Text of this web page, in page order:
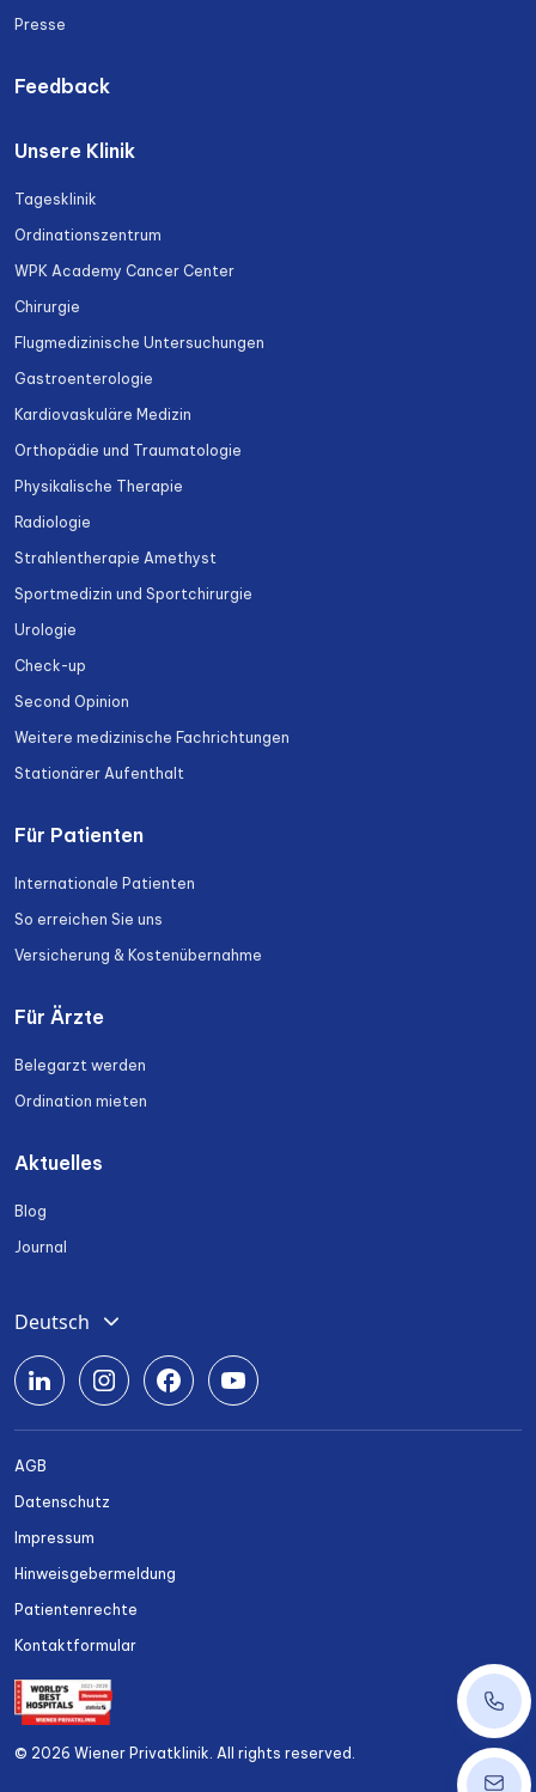
Presse
Feedback
Unsere Klinik
Tagesklinik
Ordinationszentrum
WPK Academy Cancer Center
Chirurgie
Flugmedizinische Untersuchungen
Gastroenterologie
Kardiovaskuläre Medizin
Orthopädie und Traumatologie
Physikalische Therapie
Radiologie
Strahlentherapie Amethyst
Sportmedizin und Sportchirurgie
Urologie
Check-up
Second Opinion
Weitere medizinische Fachrichtungen
Stationärer Aufenthalt
Für Patienten
Internationale Patienten
So erreichen Sie uns
Versicherung & Kostenübernahme
Für Ärzte
Belegarzt werden
Ordination mieten
Aktuelles
Blog
Journal
Deutsch
English
Română
Srpski
Български
Українська
© 2026 Wiener Privatklinik. All rights reserved.
AGB
Datenschutz
Impressum
Hinweisgebermeldung
Patientenrechte
Kontaktformular
+43